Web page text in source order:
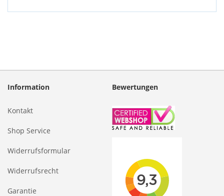
Information
Kontakt
Shop Service
Widerrufsformular
Widerrufsrecht
Garantie
Bewertungen